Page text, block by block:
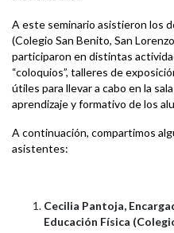
A este seminario asistieron los
(Colegio San Benito, San
participaron en distintas
“coloquios”, talleres de
útiles para llevar a cabo en la
aprendizaje y formativo de los
A continuación, compartimos
asistentes:
Cecilia Pantoja,
Educación Física